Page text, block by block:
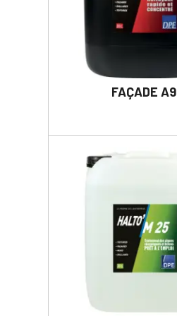
FAÇADE A9
DÉTAILS